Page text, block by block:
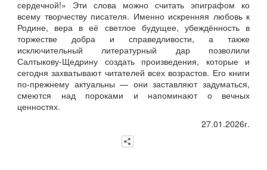
сердечной!» Эти слова можно считать эпиграфом ко
всему творчеству писателя. Именно искренняя любовь к
Родине, вера в её светлое будущее, убеждённость в
торжестве добра и справедливости, а также
исключительный литературный дар позволили
Салтыкову‑Щедрину создать произведения, которые и
сегодня захватывают читателей всех возрастов. Его книги
по‑прежнему актуальны — они заставляют задуматься,
смеются над пороками и напоминают о вечных
ценностях.
27.01.2026г.